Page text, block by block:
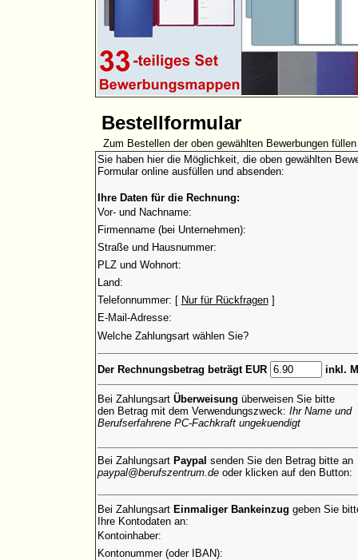
Bestellformular
Zum Bestellen der oben gewählten Bewerbungen
Sie haben hier die Möglichkeit, die oben gewählten
Formular online ausfüllen und absenden:
Ihre Daten für die Rechnung:
Vor- und Nachname:
Firmenname (bei Unternehmen):
Straße und Hausnummer:
PLZ und Wohnort:
Land:
Telefonnummer: [ Nur für Rückfragen]
E-Mail-Adresse:
Welche Zahlungsart wählen Sie?
Der Rechnungsbetrag beträgt EUR inkl.
Bei Zahlungsart Überweisung überweisen Sie bitte
den Betrag mit dem Verwendungszweck: Ihr Name und
Berufserfahrene PC-Fachkraft ungekuendigt
Bei Zahlungsart Paypal senden Sie den Betrag bitte an
paypal@berufszentrum.deoder klicken auf den Button:
Bei Zahlungsart Einmaliger Bankeinzug geben Sie
Ihre Kontodaten an:
Kontoinhaber:
Kontonummer (oder IBAN):